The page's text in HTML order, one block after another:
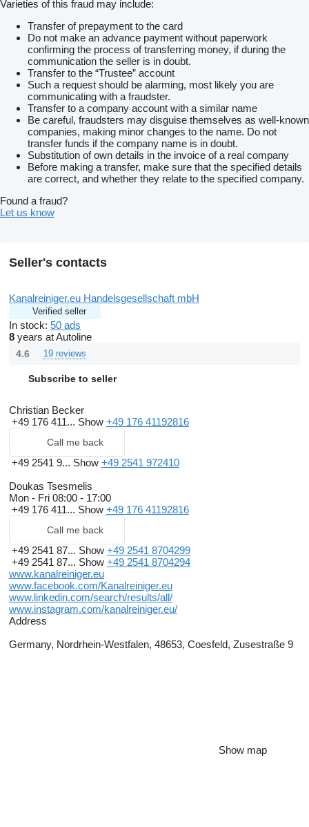
Varieties of this fraud may include:
Transfer of prepayment to the card
Do not make an advance payment without paperwork
confirming the process of transferring money, if during the
communication the seller is in doubt.
Transfer to the “Trustee” account
Such a request should be alarming, most likely you are
communicating with a fraudster.
Transfer to a company account with a similar name
Be careful, fraudsters may disguise themselves as well-known
companies, making minor changes to the name. Do not
transfer funds if the company name is in doubt.
Substitution of own details in the invoice of a real company
Before making a transfer, make sure that the specified details
are correct, and whether they relate to the specified company.
Found a fraud?
Let us know
Seller's contacts
Kanalreiniger.eu Handelsgesellschaft mbH
Verified seller
In stock: 50 ads
8 years at Autoline
4.6 19 reviews
Subscribe to seller
Christian Becker
+49 176 411... Show +49 176 41192816
Call me back
+49 2541 9... Show +49 2541 972410
Doukas Tsesmelis
Mon - Fri 08:00 - 17:00
+49 176 411... Show +49 176 41192816
Call me back
+49 2541 87... Show +49 2541 8704299
+49 2541 87... Show +49 2541 8704294
www.kanalreiniger.eu
www.facebook.com/Kanalreiniger.eu
www.linkedin.com/search/results/all/
www.instagram.com/kanalreiniger.eu/
Address
Germany, Nordrhein-Westfalen, 48653, Coesfeld, Zusestraße 9
Show map